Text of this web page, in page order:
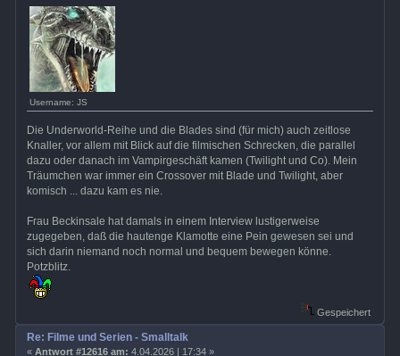
Username: JS
Die Underworld-Reihe und die Blades sind (für mich) auch zeitlose
Knaller, vor allem mit Blick auf die filmischen Schrecken, die parallel
dazu oder danach im Vampirgeschäft kamen (Twilight und Co). Mein
Träumchen war immer ein Crossover mit Blade und Twilight, aber
komisch ... dazu kam es nie.
Frau Beckinsale hat damals in einem Interview lustigerweise
zugegeben, daß die hautenge Klamotte eine Pein gewesen sei und
sich darin niemand noch normal und bequem bewegen könne.
Potzblitz.
Gespeichert
Re: Filme und Serien - Smalltalk
« Antwort #12616 am: 4.04.2026 | 17:34 »